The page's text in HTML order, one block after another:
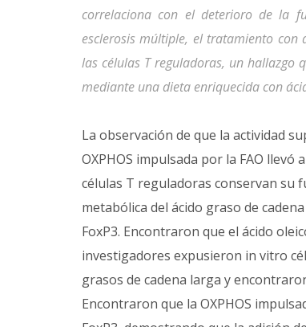
correlaciona con el deterioro de la
esclerosis múltiple, el tratamiento
las células T reguladoras, un hallazgo
mediante una dieta enriquecida con
La observación de que la actividad
OXPHOS impulsada por la FAO
células T reguladoras conservan su
metabólica del ácido graso de
FoxP3. Encontraron que el ácido
investigadores expusieron in vitro
grasos de cadena larga y
Encontraron que la OXPHOS